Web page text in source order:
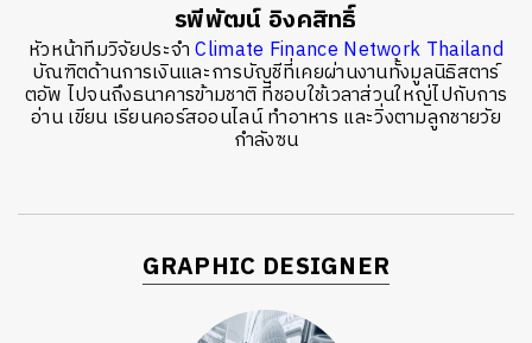
รพีพัฒน์ อิงคสิทธิ์
หัวหน้าทีมวิจัยประจำClimate Finance Network Thailand
บัณฑิตด้านการเงินและการบัญชีที่เคยผ่านงานทั้งมูลนิธิสตาร์
ตอัพ ไปจนถึงธนาคารข้ามชาติ ที่ชอบใช้เวลาส่วนใหญ่ไปกับการ
อ่าน เขียน เรียนคอร์สออนไลน์ ทำอาหาร และวิ่งตามลูกชายวัย
กำลังซน
GRAPHIC DESIGNER